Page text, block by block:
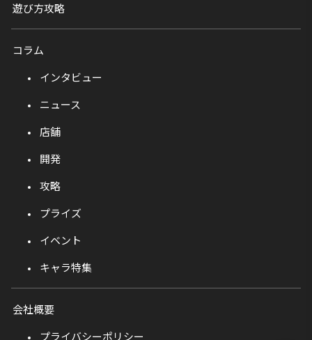
遊び方攻略
コラム
インタビュー
ニュース
店舗
開発
攻略
プライズ
イベント
キャラ特集
会社概要
プライバシーポリシー